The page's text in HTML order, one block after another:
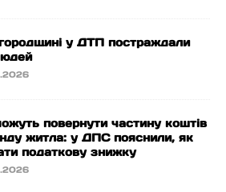
у ДТП постраждали
повернути частину коштів
житла: у ДПС пояснили, як
податкову знижку